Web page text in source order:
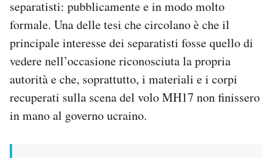
separatisti: pubblicamente e in modo molto
formale. Una delle tesi che circolano è che il
principale interesse dei separatisti fosse quello di
vedere nell’occasione riconosciuta la propria
autorità e che, soprattutto, i materiali e i corpi
recuperati sulla scena del volo MH17 non finissero
in mano al governo ucraino.